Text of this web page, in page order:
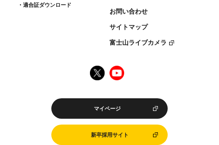
適合証ダウンロード
お問い合わせ
サイトマップ
富士山ライブカメラ
マイページ
新卒採用サイト